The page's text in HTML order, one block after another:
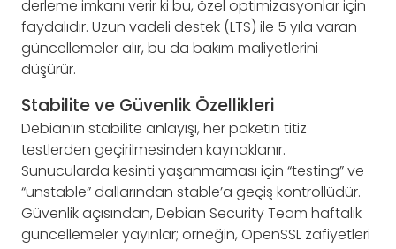
derleme imkanı verir ki bu, özel optimizasyonlar için
faydalıdır. Uzun vadeli destek (LTS) ile 5 yıla varan
güncellemeler alır, bu da bakım maliyetlerini
düşürür.
Stabilite ve Güvenlik Özellikleri
Debian’ın stabilite anlayışı, her paketin titiz
testlerden geçirilmesinden kaynaklanır.
Sunucularda kesinti yaşanmaması için “testing” ve
“unstable” dallarından stable’a geçiş kontrollüdür.
Güvenlik açısından, Debian Security Team haftalık
güncellemeler yayınlar; örneğin, OpenSSL zafiyetleri